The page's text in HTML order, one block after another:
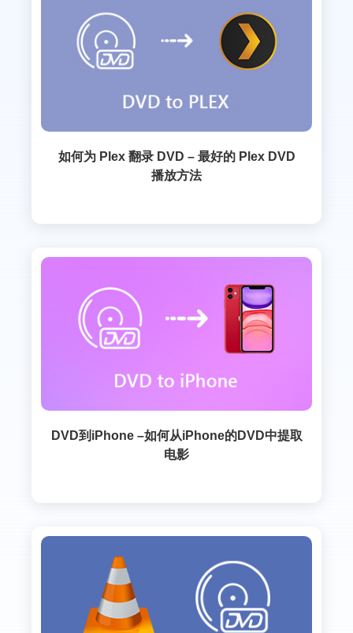
如何为 Plex 翻录 DVD – 最好的 Plex DVD
播放方法
DVD到iPhone –如何从iPhone的DVD中提取
电影